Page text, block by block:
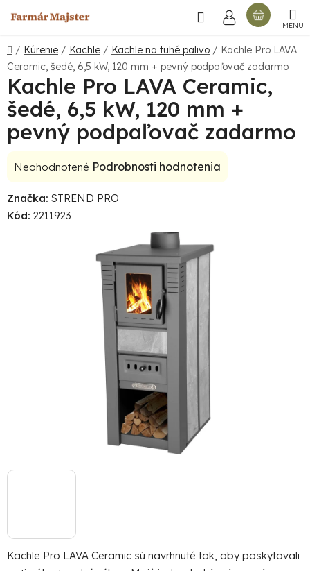
na
obsah
Hľadať
Domov
/ Kúrenie / Kachle / Kachle na tuhé palivo / Kachle Pro LAVA
Ceramic, šedé, 6,5 kW, 120 mm + pevný podpaľovač zadarmo
Kachle Pro LAVA Ceramic sú navrhnuté tak, aby poskytovali
Kachle Pro LAVA Ceramic,
šedé, 6,5 kW, 120 mm +
pevný podpaľovač zadarmo
Priemerné
produktu
je
Neohodnotené Podrobnosti hodnotenia
Značka: STREND PRO
Kód: 2211923